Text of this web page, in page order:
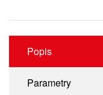
Popis
Parametry